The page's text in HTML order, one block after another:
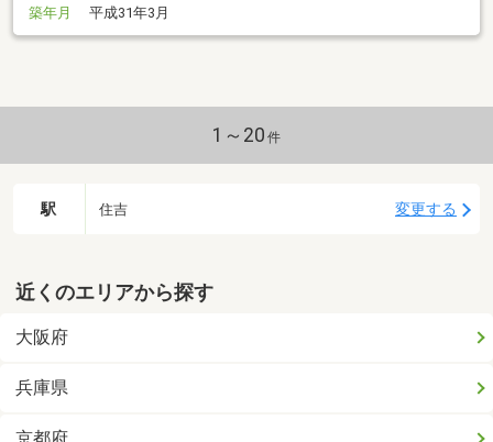
築年月
平成31年3月
1～20 件
駅 住吉 変更する
近くのエリアから探す
大阪府
兵庫県